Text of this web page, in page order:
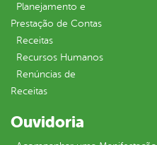
Planejamento e
Prestação de Contas
Receitas
Recursos Humanos
Renúncias de
Receitas
Ouvidoria